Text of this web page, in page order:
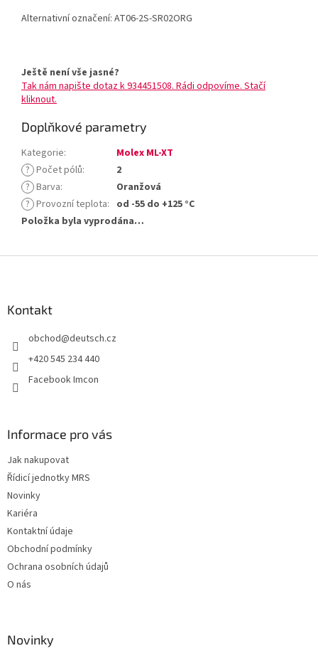
Alternativní označení: AT06-2S-SR02ORG
Ještě není vše jasné?
Tak nám napište dotaz k 934451508. Rádi odpovíme. Stačí
kliknout.
Doplňkové parametry
Kategorie:
Molex ML-XT
? Počet pólů:
2
? Barva:
Oranžová
? Provozní teplota: od -55 do +125 °C
Položka byla vyprodána…
Kontakt
obchod@deutsch.cz
+420 545 234 440
Facebook Imcon
Informace pro vás
Jak nakupovat
Řídicí jednotky MRS
Novinky
Kariéra
Kontaktní údaje
Obchodní podmínky
Ochrana osobních údajů
O nás
Novinky